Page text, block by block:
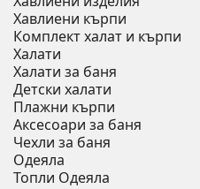
Хавлиени кърпи
Комплект халат и кърпи
Халати
Халати за баня
Детски халати
Плажни кърпи
Аксесоари за баня
Чехли за баня
Одеяла
Топли Одеяла